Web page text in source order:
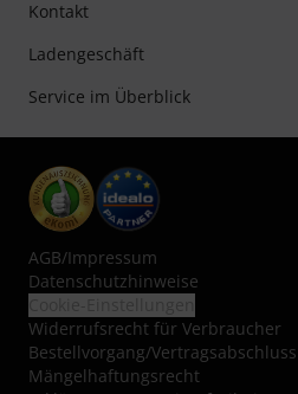
Kontakt
Ladengeschäft
Service im Überblick
AGB/Impressum
Datenschutzhinweise
Widerrufsrecht für Verbraucher
Bestellvorgang/Vertragsabschluss
Mängelhaftungsrecht